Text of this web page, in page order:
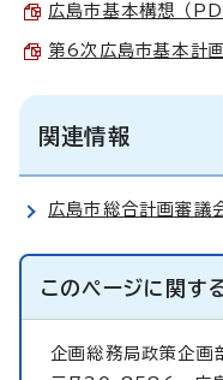
広島市基本構想 （
第6次広島市基本計
関連情報
広島市総合計画審議
このページに関す
企画総務局政策企